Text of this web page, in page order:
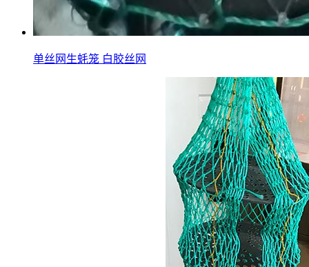
单丝网生蚝笼 白胶丝网